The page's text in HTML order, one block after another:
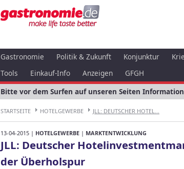
Gastronomie Politik & Zukunft Konjunktur
Tools
Einkauf-Info Anzeigen
GFGH
Bitte vor dem Surfen auf unseren Seiten
STARTSEITE HOTELGEWERBE JLL: DEUTSCHER HOTEL...
13-04-2015 | HOTELGEWERBE | MARKTENTWICKLUNG
JLL: Deutscher
der Überholspur